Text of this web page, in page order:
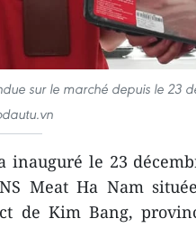
sur le marché depuis le 23
inauguré le 23
Meat Ha Nam
de Kim Bang,